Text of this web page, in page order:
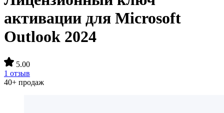
активации для Microsoft
Outlook 2024
5.00
1 отзыв
40+ продаж